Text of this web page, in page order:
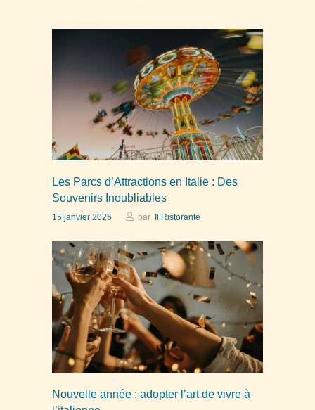
Les Parcs d’Attractions en Italie : Des
Souvenirs Inoubliables
15 janvier 2026 par Il Ristorante
Nouvelle année : adopter l’art de vivre à